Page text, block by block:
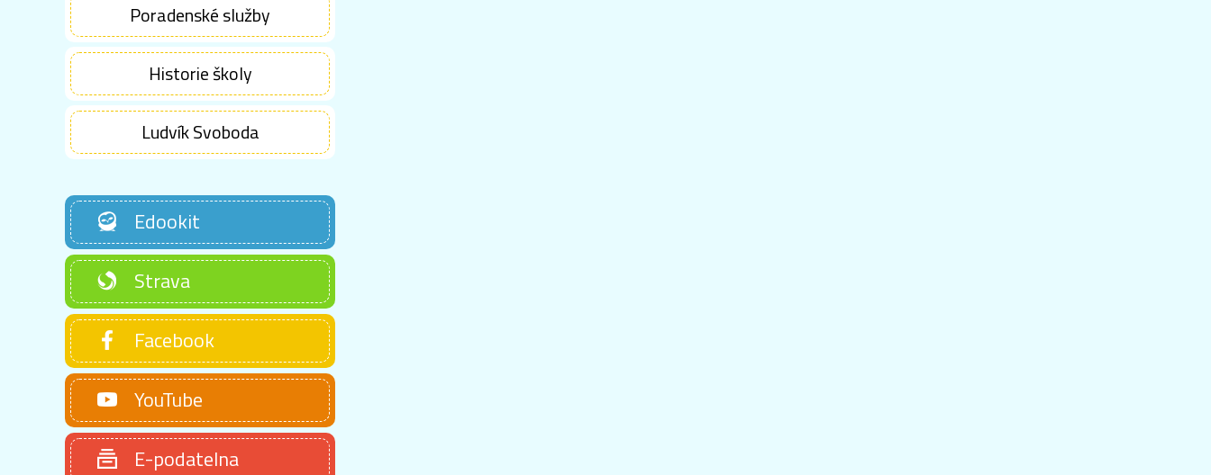
Poradenské služby
Historie školy
Ludvík Svoboda
Edookit
Strava
Facebook
YouTube
E-podatelna